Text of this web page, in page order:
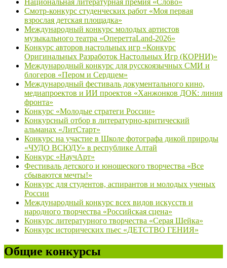
Национальная литературная премия «Слово»
Смотр-конкурс студенческих работ «Моя первая
взрослая детская площадка»
Международный конкурс молодых артистов
музыкального театра «ОпереттаLand-2026»
Конкурс авторов настольных игр «Конкурс
Оригинальных Разработок Настольных Игр (КОРНИ)»
Международный конкурс для русскоязычных СМИ и
блогеров «Пером и Сердцем»
Международный фестиваль документального кино,
медиапроектов и ИИ проектов «Ханжонков ДОК: линия
фронта»
Конкурс «Молодые стратеги России»
Конкурсный отбор в литературно-критический
альманах «ЛитСтарт»
Конкурс на участие в Школе фотографа дикой природы
«ЧУДО ВСЮДУ» в республике Алтай
Конкурс «НаучАрт»
Фестиваль детского и юношеского творчества «Все
сбываются мечты!»
Конкурс для студентов, аспирантов и молодых ученых
России
Международный конкурс всех видов искусств и
народного творчества «Российская сцена»
Конкурс литературного творчества «Серая Шейка»
Конкурс исторических пьес «ДЕТСТВО ГЕНИЯ»
Общие конкурсы